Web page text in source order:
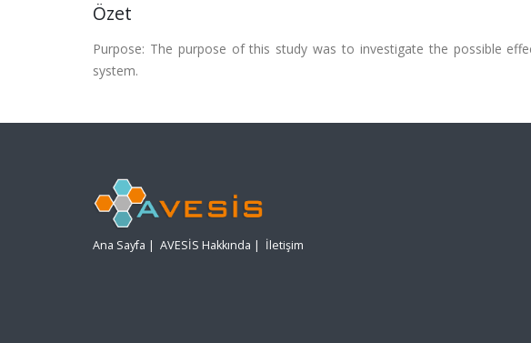
Özet
Purpose: The purpose of this study was to investigate the possible
system.
Ana Sayfa | AVESİS Hakkında | İletişim